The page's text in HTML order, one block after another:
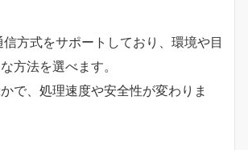
方式をサポートしており、環境や目
方法を選べます。
で、処理速度や安全性が変わりま